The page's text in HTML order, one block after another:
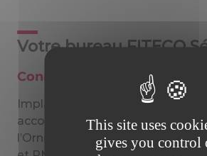
Votre bureau FITECO
Connaissance du tissu
Implantés à Sées, nous
accompagnement aux réalités
l’Orne : agriculture, artisanat,
This site uses
gives you control
Téléchargez
votre guide
sur la facture